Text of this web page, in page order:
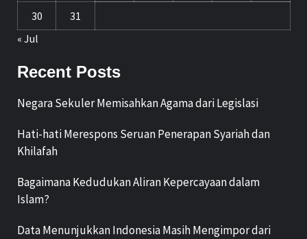
30
31
« Jul
Recent Posts
Negara Sekuler Memisahkan Agama dari Legislasi
Hati-hati Merespons Seruan Penerapan Syariah dan
Khilafah
Bagaimana Kedudukan Aliran Kepercayaan dalam
Islam?
Data Menunjukkan Indonesia Masih Mengimpor dari